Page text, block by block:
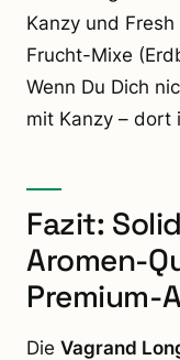
Kanzy und
Frucht-Mixe
Wenn Du Dich
mit Kanzy – dort
Fazit:
Aromen-
Premium-
Die Vagrand